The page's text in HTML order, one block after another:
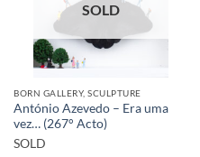
SOLD
BORN GALLERY, SCULPTURE
António Azevedo – Era uma
vez… (267° Acto)
SOLD